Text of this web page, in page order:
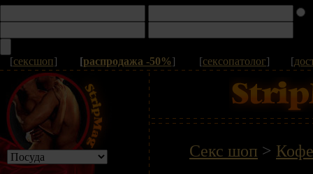
[сексшоп] [распродажа -50%] [сексопатолог] [
Секс шоп >